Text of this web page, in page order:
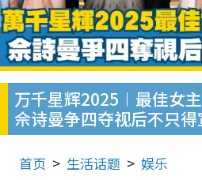
万千星辉2025︱最佳女
佘诗曼争四夺视后不只
首页 生活话题 娱乐